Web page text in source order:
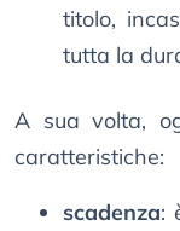
titolo,
tutta la
A sua volta,
caratteristiche:
scadenza: